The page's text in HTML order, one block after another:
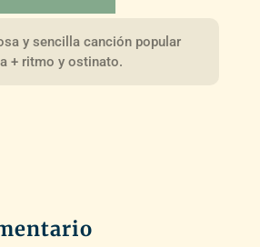
y sencilla canción popular
+ ritmo y ostinato.